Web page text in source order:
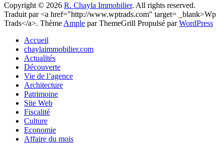
Copyright © 2026 R. Chayla Immobilier. All rights reserved.
Traduit par <a href="http://www.wptrads.com" target= _blank>Wp
Trads</a>. Thème Ample par ThemeGrill Propulsé parWordPress
Accueil
chaylaimmobilier.com
Actualités
Découverte
Vie de l’agence
Architecture
Patrimoine
Site Web
Fiscalité
Culture
Economie
Affaire du mois